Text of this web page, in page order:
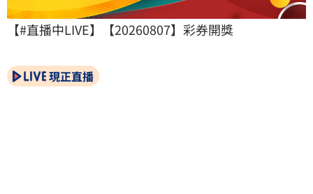
【#直播中LIVE】【20260807】彩券開獎
現正直播